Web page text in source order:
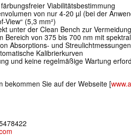
Viabilitätsbestimmung
von nur 4-20 µl (bei der
(5,3 mm²)
unter der Clean Bench zur
von 375 bis 700 nm mit
Absorptions- und
Kalibrierkurven
und keine regelmäßige Wartung
bekommen Sie auf der Webseite [